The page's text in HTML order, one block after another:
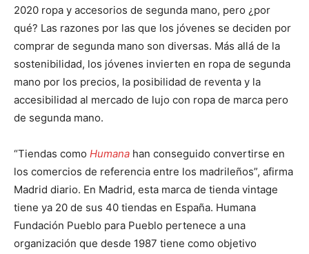
2020 ropa y accesorios de segunda mano, pero ¿por
qué? Las razones por las que los jóvenes se deciden por
comprar de segunda mano son diversas. Más allá de la
sostenibilidad, los jóvenes invierten en ropa de segunda
mano por los precios, la posibilidad de reventa y la
accesibilidad al mercado de lujo con ropa de marca pero
de segunda mano.
“Tiendas como Humana han conseguido convertirse en
los comercios de referencia entre los madrileños”, afirma
Madrid diario. En Madrid, esta marca de tienda vintage
tiene ya 20 de sus 40 tiendas en España. Humana
Fundación Pueblo para Pueblo pertenece a una
organización que desde 1987 tiene como objetivo